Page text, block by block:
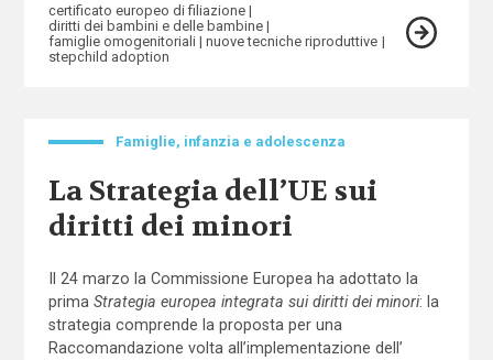
certificato europeo di filiazione
diritti dei bambini e delle bambine
famiglie omogenitoriali
nuove tecniche riproduttive
stepchild adoption
Famiglie, infanzia e adolescenza
La Strategia dell’UE sui
diritti dei minori
Il 24 marzo la Commissione Europea ha adottato la
prima Strategia europea integrata sui diritti dei minori: la
strategia comprende la proposta per una
Raccomandazione volta all’implementazione dell’